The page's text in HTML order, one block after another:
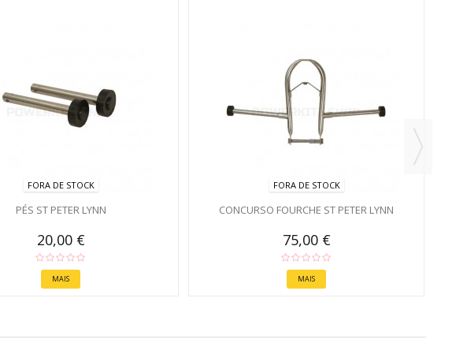
FORA DE STOCK
PÉS ST PETER LYNN
20,00 €
MAIS
FORA DE STOCK
CONCURSO FOURCHE ST PETER LYNN
75,00 €
MAIS